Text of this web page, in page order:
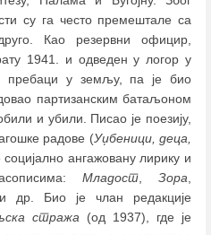
су га често премештале са
Као резервни официр,
1941. и одведен у логор у
пребаци у земљу, па је био
партизанским батаљоном
и убили. Писао је поезију,
радове (Уџбеници, деца,
ангажовану лирику и
Младост,Зора,
др. Био је члан редакције
стража (од 1937), где је